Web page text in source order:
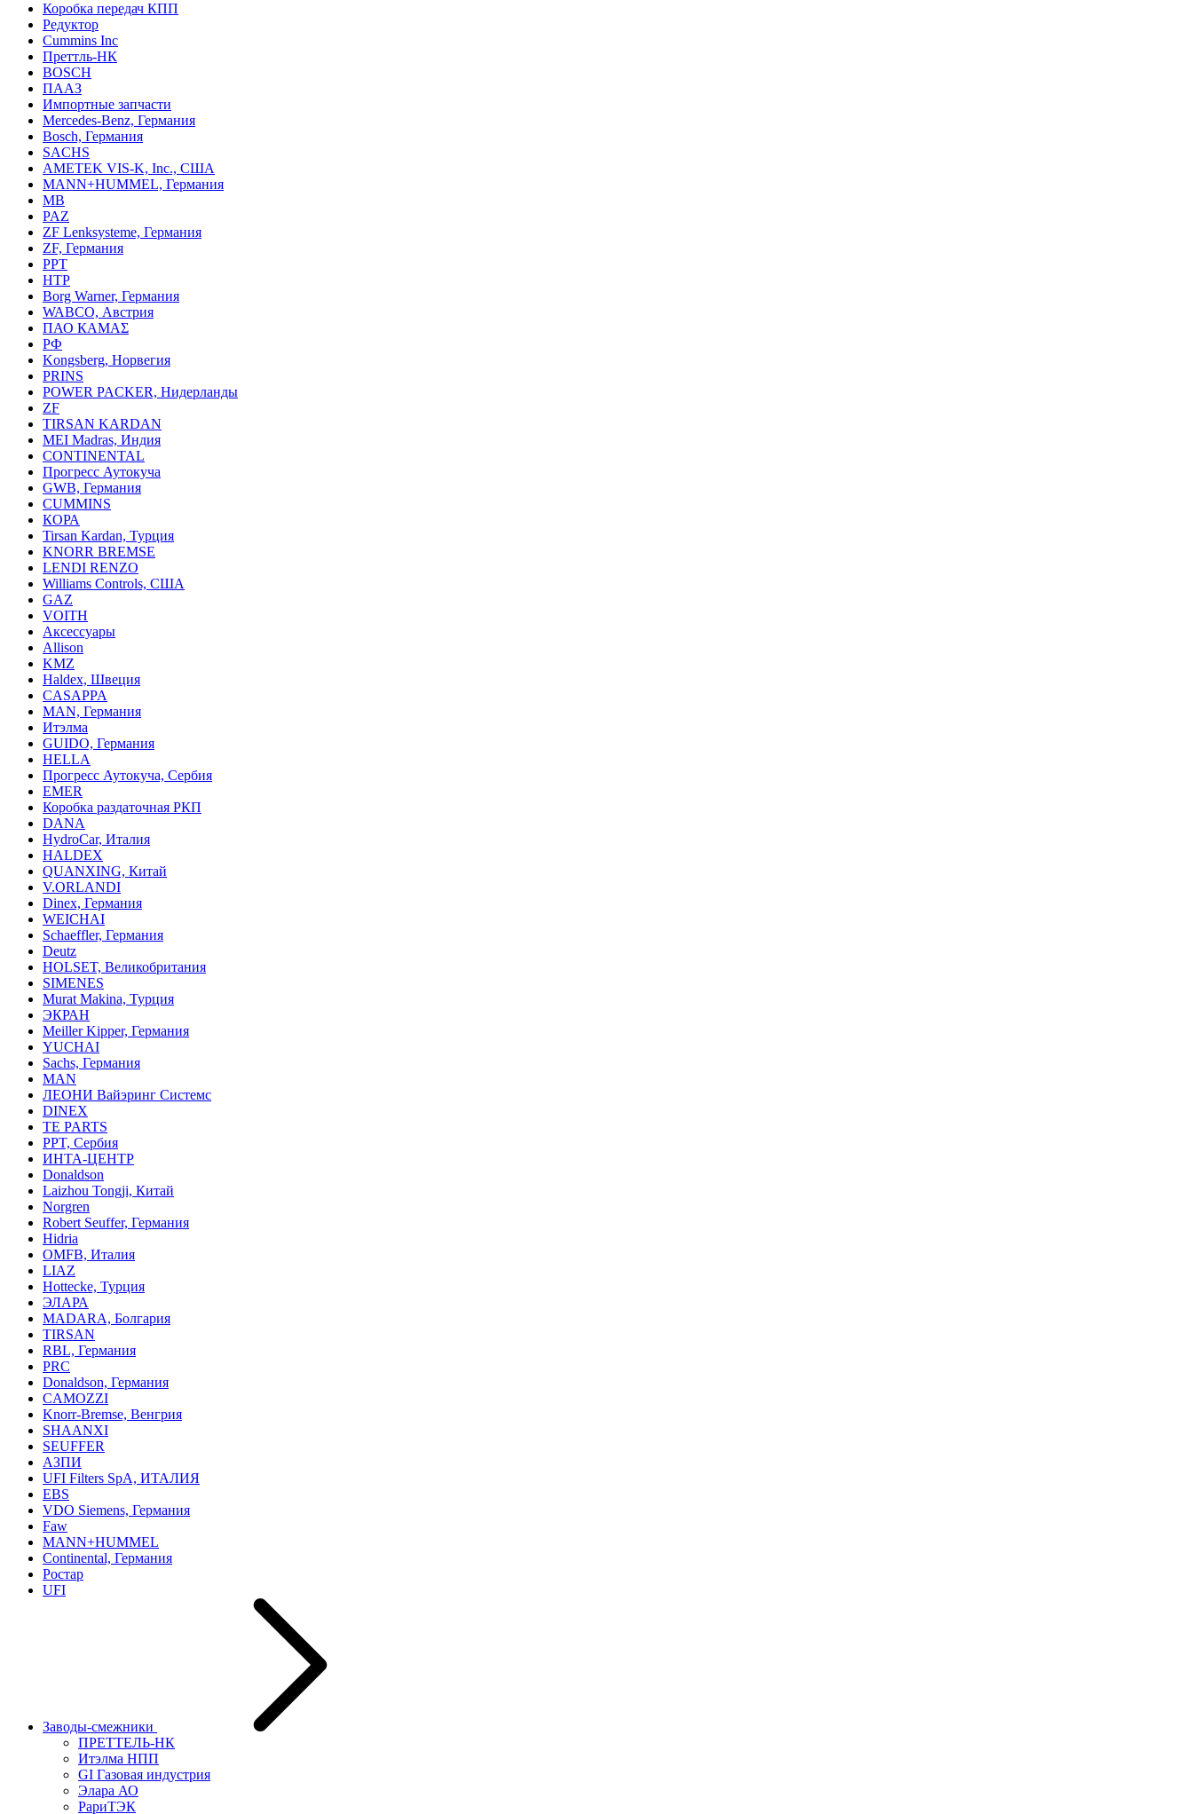
Коробка передач КПП
Редуктор
Cummins Inc
Преттль-НК
BOSCH
ПААЗ
Импортные запчасти
Mercedes-Benz, Германия
Bosch, Германия
SACHS
AMETEK VIS-K, Inc., США
MANN+HUMMEL, Германия
MB
PAZ
ZF Lenksysteme, Германия
ZF, Германия
PPT
HTP
Borg Warner, Германия
WABCO, Австрия
ПАО КАМАΣ
РФ
Kongsberg, Норвегия
PRINS
POWER PACKER, Нидерланды
ZF
TIRSAN KARDAN
MEI Madras, Индия
CONTINENTAL
Прогресс Аутокуча
GWB, Германия
CUMMINS
КОРА
Tirsan Kardan, Турция
KNORR BREMSE
LENDI RENZO
Williams Controls, США
GAZ
VOITH
Аксессуары
Allison
KMZ
Haldex, Швеция
CASAPPA
MAN, Германия
Итэлма
GUIDO, Германия
HELLA
Прогресс Аутокуча, Сербия
EMER
Коробка раздаточная РКП
DANA
HydroCar, Италия
HALDEX
QUANXING, Китай
V.ORLANDI
Dinex, Германия
WEICHAI
Schaeffler, Германия
Deutz
HOLSET, Великобритания
SIMENES
Murat Makina, Турция
ЭКРАН
Meiller Kipper, Германия
YUCHAI
Sachs, Германия
MAN
ЛЕОНИ Вайэринг Системс
DINEX
TE PARTS
PPT, Сербия
ИНТА-ЦЕНТР
Donaldson
Laizhou Tongji, Китай
Norgren
Robert Seuffer, Германия
Hidria
OMFB, Италия
LIAZ
Hottecke, Турция
ЭЛАРА
MADARA, Болгария
TIRSAN
RBL, Германия
PRC
Donaldson, Германия
CAMOZZI
Knorr-Bremse, Венгрия
SHAANXI
SEUFFER
АЗПИ
UFI Filters SpA, ИТАЛИЯ
EBS
VDO Siemens, Германия
Faw
MANN+HUMMEL
Continental, Германия
Ростар
UFI
Заводы-смежники
ПРЕТТЕЛЬ-НК
Итэлма НПП
GI Газовая индустрия
Элара АО
РариТЭК